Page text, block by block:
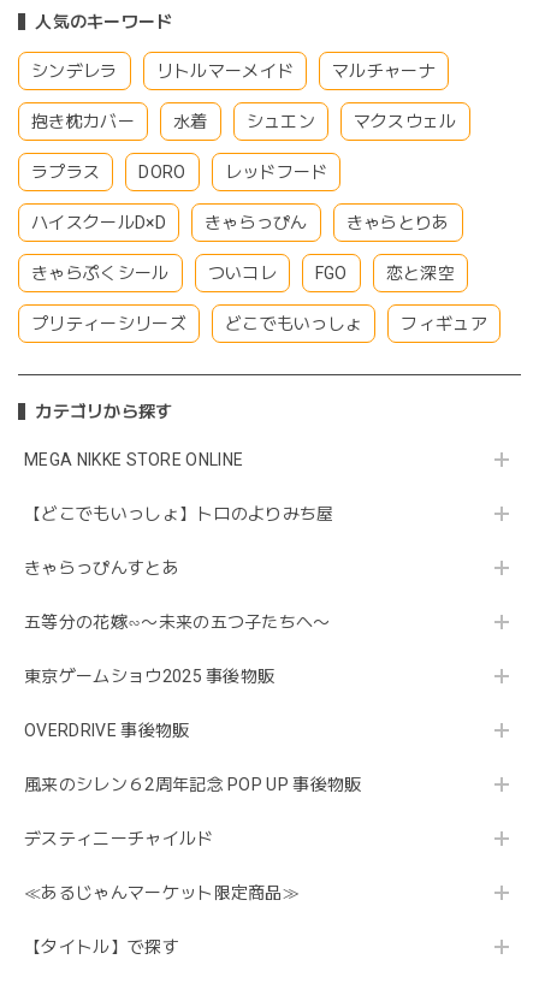
人気のキーワード
シンデレラ リトルマーメイド マルチャーナ
抱き枕カバー 水着 シュエン マクスウェル
ラプラス DORO レッドフード
ハイスクールD×D きゃらっぴん きゃらとりあ
きゃらぷくシール ついコレ FGO 恋と深空
プリティーシリーズ どこでもいっしょ フィギュア
カテゴリから探す
MEGA NIKKE STORE ONLINE
【どこでもいっしょ】トロのよりみち屋
きゃらっぴんすとあ
五等分の花嫁∽〜未来の五つ子たちへ〜
東京ゲームショウ2025 事後物販
OVERDRIVE 事後物販
風来のシレン６2周年記念 POP UP 事後物販
デスティニーチャイルド
≪あるじゃんマーケット限定商品≫
【タイトル】で探す